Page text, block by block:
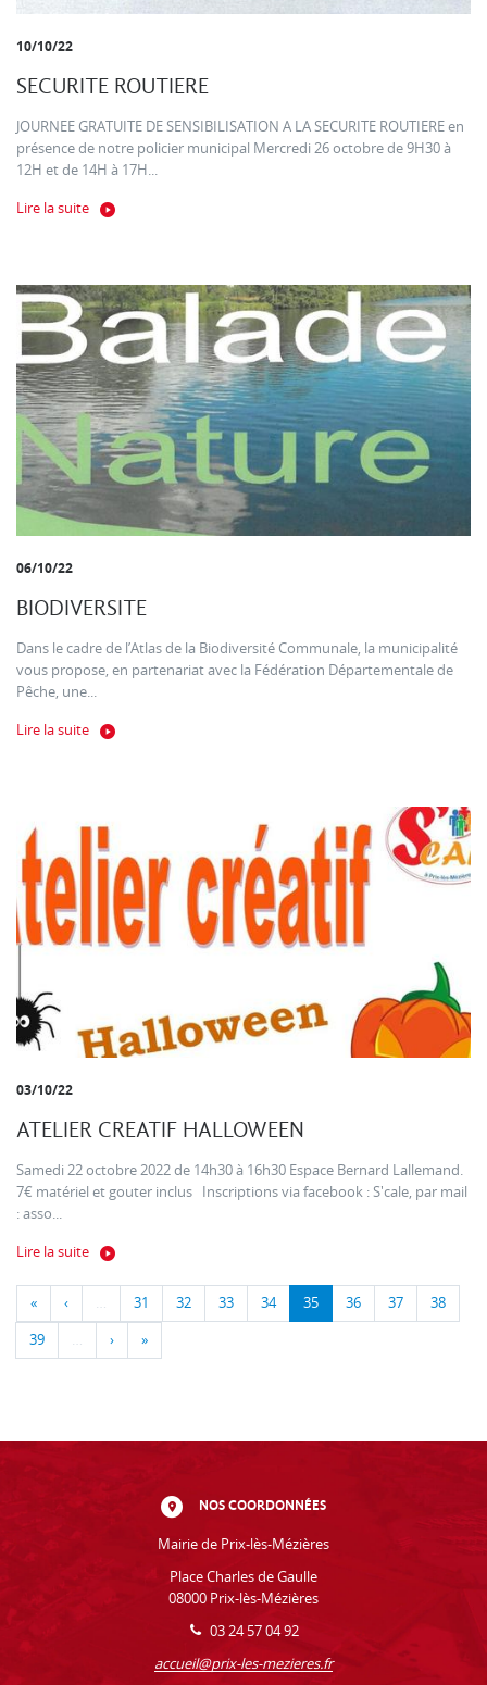
10/10/22
SECURITE ROUTIERE
JOURNEE GRATUITE DE SENSIBILISATION A LA SECURITE ROUTIERE en
présence de notre policier municipal Mercredi 26 octobre de 9H30 à
12H et de 14H à 17H...
Lire la suite
06/10/22
BIODIVERSITE
Dans le cadre de l’Atlas de la Biodiversité Communale, la municipalité
vous propose, en partenariat avec la Fédération Départementale de
Pêche, une...
Lire la suite
03/10/22
ATELIER CREATIF HALLOWEEN
Samedi 22 octobre 2022 de 14h30 à 16h30 Espace Bernard Lallemand.
7€ matériel et gouter inclus Inscriptions via facebook : S'cale, par mail
: asso...
Lire la suite
« ‹ … 31 32 33 34 35 36 37 38
39 … › »
NOS COORDONNÉES
Mairie de Prix-lès-Mézières
Place Charles de Gaulle
08000 Prix-lès-Mézières
03 24 57 04 92
accueil@prix-les-mezieres.fr